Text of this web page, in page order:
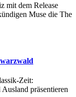
mit dem Release
Muse die The
Zeit:
präsentieren